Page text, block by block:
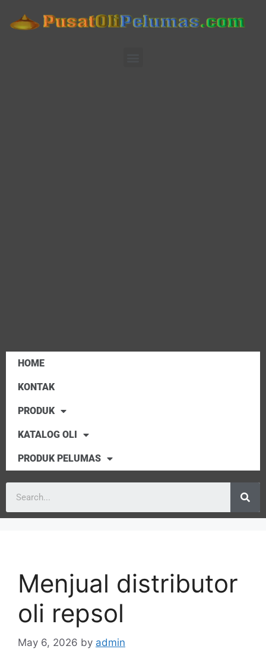
HOME
KONTAK
PRODUK
KATALOG OLI
PRODUK PELUMAS
Menjual distributor
oli repsol
May 6, 2026 by admin